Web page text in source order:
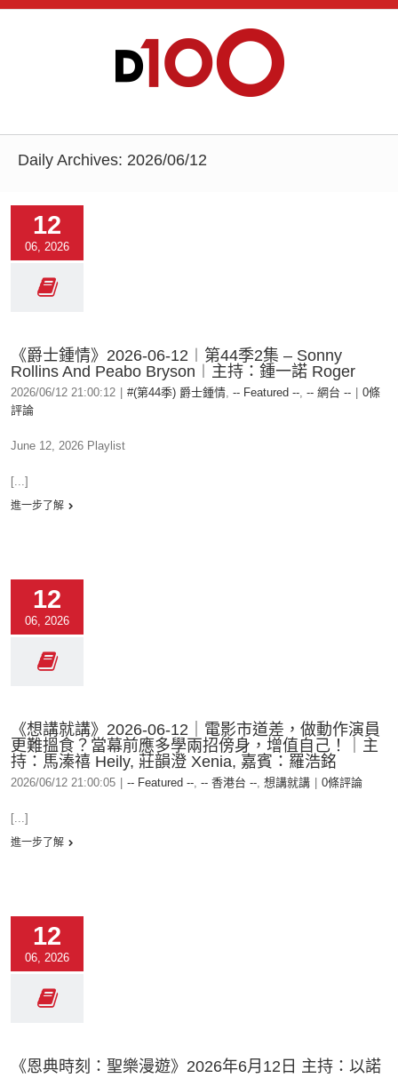
Daily Archives: 2026/06/12
12
06, 2026
《爵士鍾情》2026-06-12︱第44季2集 – Sonny
Rollins And Peabo Bryson︱主持：鍾一諾 Roger
2026/06/12 21:00:12 #(第44季) 爵士鍾情, -- Featured --, -- 網台 --
0條
評論
June 12, 2026 Playlist
[...]
進一步了解
12
06, 2026
《想講就講》2026-06-12｜電影市道差，做動作演員
更難搵食？當幕前應多學兩招傍身，增值自己！｜主
持：馬溱禧 Heily, 莊韻澄 Xenia, 嘉賓：羅浩銘
2026/06/12 21:00:05 -- Featured --, -- 香港台 --, 想講就講 0條評論
[...]
進一步了解
12
06, 2026
《恩典時刻：聖樂漫遊》2026年6月12日 主持：以諾